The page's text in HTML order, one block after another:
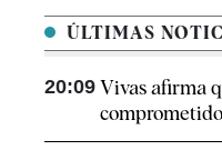
ÚLTIMAS
20:09 Vivas afirma